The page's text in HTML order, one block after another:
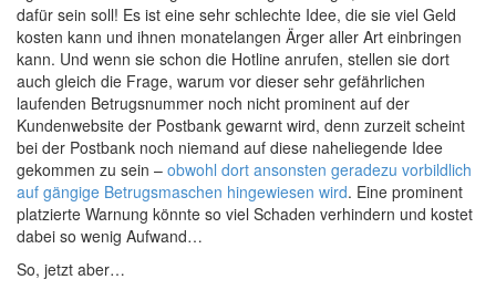
dafür sein soll! Es ist eine sehr schlechte Idee, die sie viel Geld
kosten kann und ihnen monatelangen Ärger aller Art einbringen
kann. Und wenn sie schon die Hotline anrufen, stellen sie dort
auch gleich die Frage, warum vor dieser sehr gefährlichen
laufenden Betrugsnummer noch nicht prominent auf der
Kundenwebsite der Postbank gewarnt wird, denn zurzeit scheint
bei der Postbank noch niemand auf diese naheliegende Idee
gekommen zu sein – obwohl dort ansonsten geradezu vorbildlich
auf gängige Betrugsmaschen hingewiesen wird. Eine prominent
platzierte Warnung könnte so viel Schaden verhindern und kostet
dabei so wenig Aufwand…
So, jetzt aber…